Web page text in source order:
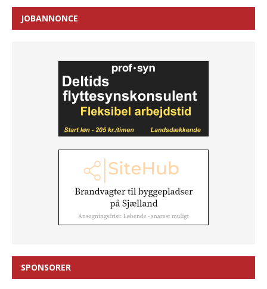
JOBANNONCE
SPONSORER